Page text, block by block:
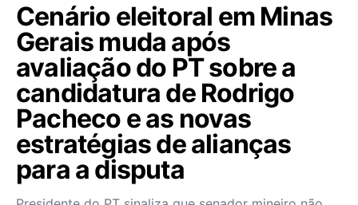
Cenário eleitoral em Minas
Gerais muda após
avaliação do PT sobre a
candidatura de Rodrigo
Pacheco e as novas
estratégias de alianças
para a disputa